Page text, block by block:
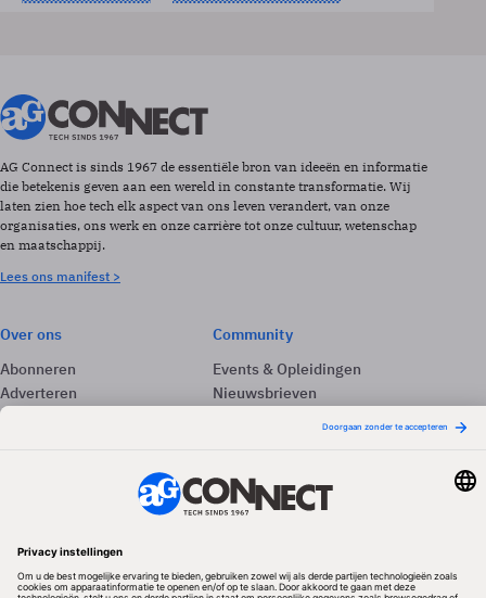
AG Connect is sinds 1967 de essentiële bron van ideeën en informatie
die betekenis geven aan een wereld in constante transformatie. Wij
laten zien hoe tech elk aspect van ons leven verandert, van onze
organisaties, ons werk en onze carrière tot onze cultuur, wetenschap
en maatschappij.
Lees ons manifest >
Over ons
Abonneren
Adverteren
Contact
Community
Events & Opleidingen
Nieuwsbrieven